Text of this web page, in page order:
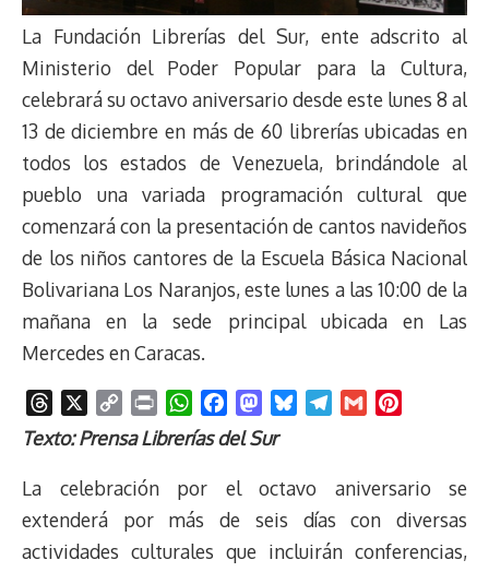
La Fundación Librerías del Sur, ente adscrito al
Ministerio del Poder Popular para la Cultura,
celebrará su octavo aniversario desde este lunes 8 al
13 de diciembre en más de 60 librerías ubicadas en
todos los estados de Venezuela, brindándole al
pueblo una variada programación cultural que
comenzará con la presentación de cantos navideños
de los niños cantores de la Escuela Básica Nacional
Bolivariana Los Naranjos, este lunes a las 10:00 de la
mañana en la sede principal ubicada en Las
Mercedes en Caracas.
h
e
d
s
o
y
i
n
r
n
W
h
t
s
A
p
a
e
b
o
o
M
a
t
d
o
e
k
y
e
r
a
i
t
e
r
e
Texto: Prensa Librerías del Sur
La celebración por el octavo aniversario se
extenderá por más de seis días con diversas
actividades culturales que incluirán conferencias,